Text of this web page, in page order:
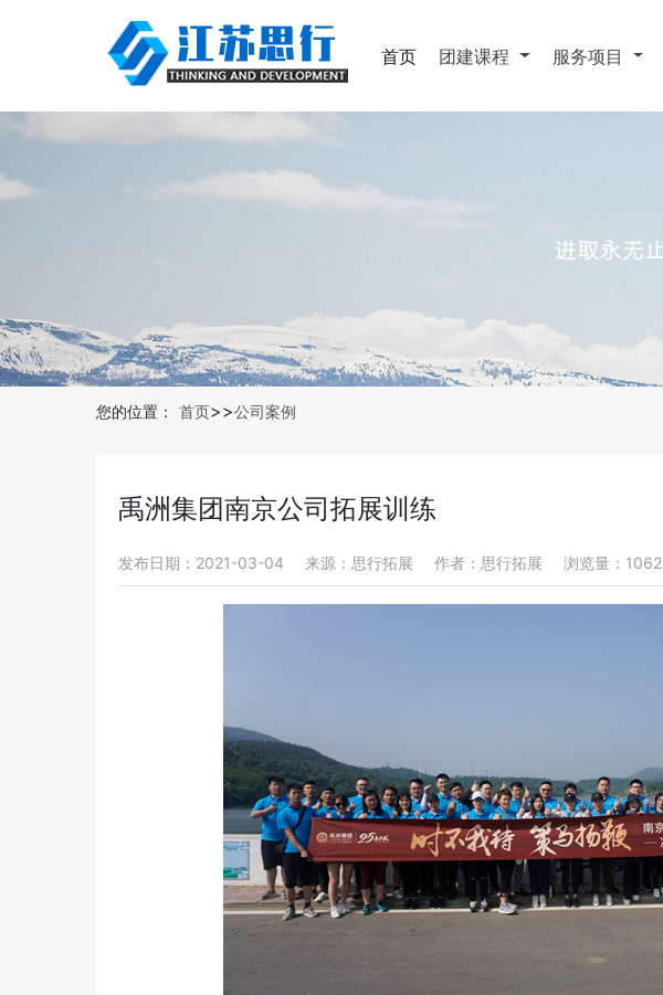
首页 团建课程 服务项目
您的位置： 首页>>公司案例
禹洲集团南京公司拓展训练
发布日期：2021-03-04 来源：思行拓展 作者：思行拓展 浏览量：1062